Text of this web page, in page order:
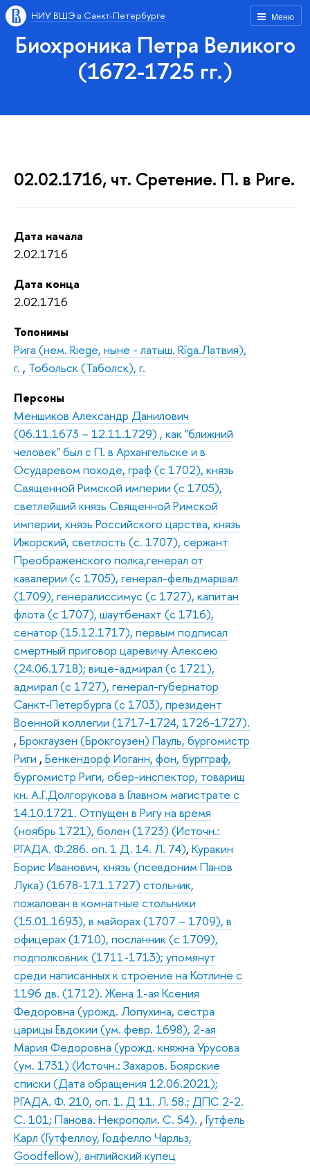
Меню
НИУ ВШЭ в Санкт-Петербурге
Биохроника Петра Великого
(1672-1725 гг.)
02.02.1716, чт. Сретение. П. в Риге.
Дата начала
2.02.1716
Дата конца
2.02.1716
Топонимы
Рига (нем. Riege, ныне - латыш. Rīga.Латвия),
г. , Тобольск (Таболск), г.
Персоны
Меншиков Александр Данилович
(06.11.1673 – 12.11.1729) , как "ближний
человек" был с П. в Архангельске и в
Осударевом походе, граф (с 1702), князь
Священной Римской империи (с 1705),
светлейший князь Священной Римской
империи, князь Российского царства, князь
Ижорский, светлость (с. 1707), сержант
Преображенского полка,генерал от
кавалерии (с 1705), генерал-фельдмаршал
(1709), генералиссимус (с 1727), капитан
флота (с 1707), шаутбенахт (с 1716),
сенатор (15.12.1717), первым подписал
смертный приговор царевичу Алексею
(24.06.1718); вице-адмирал (с 1721),
адмирал (с 1727), генерал-губернатор
Санкт-Петербурга (с 1703), президент
Военной коллегии (1717-1724, 1726-1727).
, Брокгаузен (Брокгоузен) Пауль, бургомистр
Риги , Бенкендорф Иоганн, фон, бургграф,
бургомистр Риги, обер-инспектор, товарищ
кн. А.Г.Долгорукова в Главном магистрате с
14.10.1721. Отпущен в Ригу на время
(ноябрь 1721), болен (1723) (Источн.:
РГАДА. Ф.286. оп. 1 Д. 14. Л. 74), Куракин
Борис Иванович, князь (псевдоним Панов
Лука) (1678-17.1.1727) стольник,
пожалован в комнатные стольники
(15.01.1693), в майорах (1707 – 1709), в
офицерах (1710), посланник (с 1709),
подполковник (1711-1713); упомянут
среди написанных к строение на Котлине с
1196 дв. (1712). Жена 1-ая Ксения
Федоровна (урожд. Лопухина, сестра
царицы Евдокии (ум. февр. 1698), 2-ая
Мария Федоровна (урожд. княжна Урусова
(ум. 1731) (Источн.: Захаров. Боярские
списки (Дата обращения 12.06.2021);
РГАДА. Ф. 210, оп. 1. Д 11. Л. 58.; ДПС 2-2.
С. 101; Панова. Некрополи. С. 54). , Гутфель
Карл (Гутфеллоу, Годфелло Чарльз,
Goodfellow), английский купец